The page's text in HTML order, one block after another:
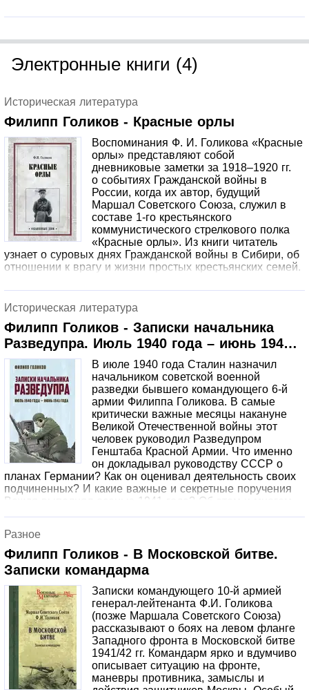
Электронные книги (4)
Историческая литература
Филипп Голиков - Красные орлы
Воспоминания Ф. И. Голикова «Красные
орлы» представляют собой
дневниковые заметки за 1918–1920 гг.
о событиях Гражданской войны в
России, когда их автор, будущий
Маршал Советского Союза, служил в
составе 1-го крестьянского
коммунистического стрелкового полка
«Красные орлы». Из книги читатель
узнает о суровых днях Гражданской войны в Сибири, об
отношении к врагу и жизни простых крестьянских семей.
Историческая литература
Филипп Голиков - Записки начальника
Разведупра. Июль 1940 года – июнь 1941
года
В июле 1940 года Сталин назначил
начальником советской военной
разведки бывшего командующего 6-й
армии Филиппа Голикова. В самые
критически важные месяцы накануне
Великой Отечественной войны этот
человек руководил Разведупром
Генштаба Красной Армии. Что именно
он докладывал руководству СССР о
планах Германии? Как он оценивал деятельность своих
подчиненных? И какие важные и секретные поручения
Вождя выполнял осенью 1941 года? Об этом и многом
Разное
Филипп Голиков - В Московской битве.
Записки командарма
Записки командующего 10-й армией
генерал-лейтенанта Ф.И. Голикова
(позже Маршала Советского Союза)
рассказывают о боях на левом фланге
Западного фронта в Московской битве
1941/42 гг. Командарм ярко и вдумчиво
описывает ситуацию на фронте,
маневры противника, замыслы и